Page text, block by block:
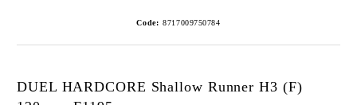
Code: 8717009750784
DUEL HARDCORE Shallow Runner H3 (F)